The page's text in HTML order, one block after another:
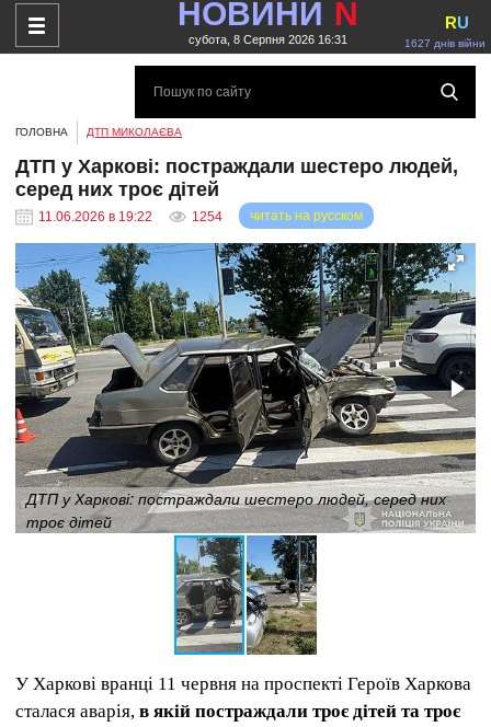
НОВИНИ N
субота, 8 Серпня 2026 16:31 1627 днів війни
RU
ГОЛОВНА ДТП МИКОЛАЄВА
ДТП у Харкові: постраждали шестеро людей,
серед них троє дітей
11.06.2026 в 19:22 1254 читать на русском
ДТП у Харкові: постраждали шестеро людей, серед них
троє дітей
У Харкові вранці 11 червня на проспекті Героїв Харкова
сталася аварія, в якій постраждали троє дітей та троє